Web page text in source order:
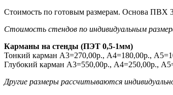
Стоимость по готовым размерам. Основа ПВХ
Стоимость стендов по индивидуальным
Карманы на стенды (ПЭТ 0,5-1мм)
Тонкий карман А3=270,00р., А4=180,00р.,
Глубокий карман А3=550,00р., А4=250,00р.,
Другие размеры рассчитываются